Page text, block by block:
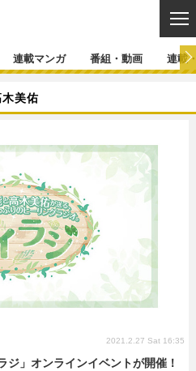
マンガ
イベント
コスプレ
カバー
ラジオ
コラム
連載マンガ 番組・動画 連載
木美佑
ジ」オンラインイベントが開催！
2021.2.27 Sat 16:35